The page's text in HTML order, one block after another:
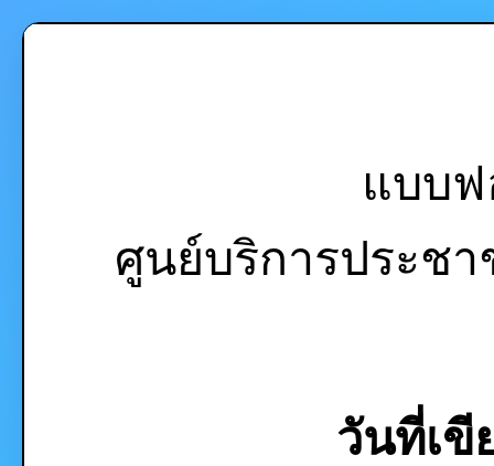
แบบฟ
ศูนย์บริการประชา
วันที่เขี